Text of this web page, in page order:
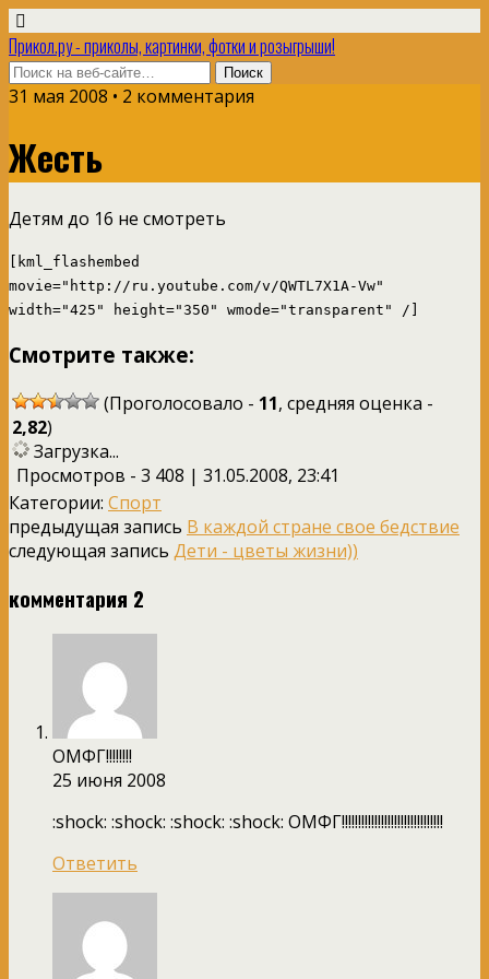
Прикол.ру - приколы, картинки, фотки и розыгрыши!
31 мая 2008 • 2 комментария
Жесть
Детям до 16 не смотреть
[kml_flashembed
movie="http://ru.youtube.com/v/QWTL7X1A-Vw"
width="425" height="350" wmode="transparent" /]
Смотрите также:
(Проголосовало - 11, средняя оценка -
2,82)
Загрузка...
Просмотров - 3 408 | 31.05.2008, 23:41
Категории: Спорт
предыдущая запись В каждой стране свое бедствие
следующая запись Дети - цветы жизни))
комментария 2
ОМФГ!!!!!!!!
25 июня 2008
:shock: :shock: :shock: :shock: ОМФГ!!!!!!!!!!!!!!!!!!!!!!!!!!!!!!!
Ответить